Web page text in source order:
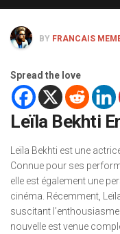
BY FRANCAIS
Spread the love
Leïla Bekhti
Leïla Bekhti est une
Connue pour ses
elle est également une
cinéma. Récemment,
suscitant
nouvelle est venue